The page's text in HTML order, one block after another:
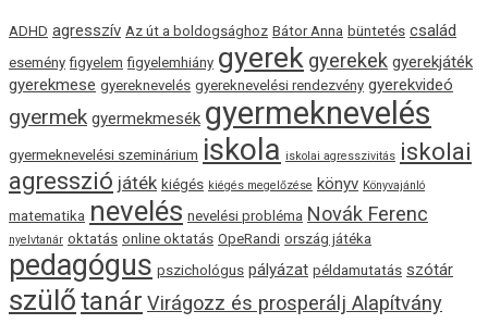
ADHD agresszív Az út a boldogsághoz Bátor Anna büntetés család
esemény figyelem figyelemhiány gyerek gyerekek gyerekjáték
gyerekmese gyereknevelés gyereknevelési rendezvény gyerekvideó
gyermek gyermekmesék gyermeknevelés
gyermeknevelési szeminárium iskola iskolai agresszivitás iskolai
agresszió játék kiégés kiégés megelőzése könyv Könyvajánló
matematika nevelés nevelési probléma Novák Ferenc
nyelvtanár oktatás online oktatás OpeRandi ország játéka
pedagógus pszichológus pályázat példamutatás szótár
szülőtanár Virágozz és prosperálj Alapítvány